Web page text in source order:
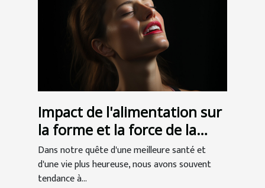
Impact de l'alimentation sur
la forme et la force de la
mâchoire
Dans notre quête d'une meilleure santé et
d'une vie plus heureuse, nous avons souvent
tendance à...